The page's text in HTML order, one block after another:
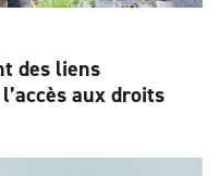
des liens
aux droits